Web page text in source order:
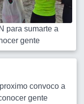
para sumarte a
gente
convoco a
gente